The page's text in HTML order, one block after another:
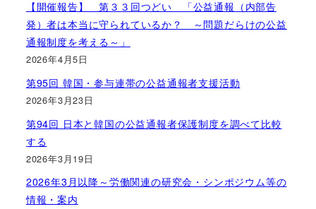
【開催報告】 第３３回つどい 「公益通報（内部告
発）者は本当に守られているか？ ～問題だらけの公益
通報制度を考える～」
2026年4月5日
第95回 韓国・参与連帯の公益通報者支援活動
2026年3月23日
第94回 日本と韓国の公益通報者保護制度を調べて比較
する
2026年3月19日
2026年3月以降～労働関連の研究会・シンポジウム等の
情報・案内